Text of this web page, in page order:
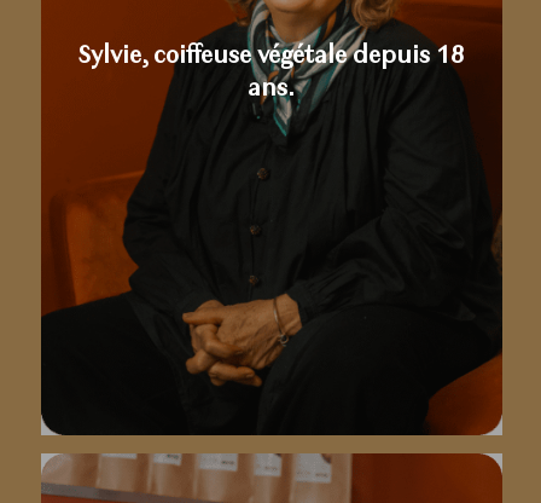
Sylvie, coiffeuse végétale depuis 18
ans.